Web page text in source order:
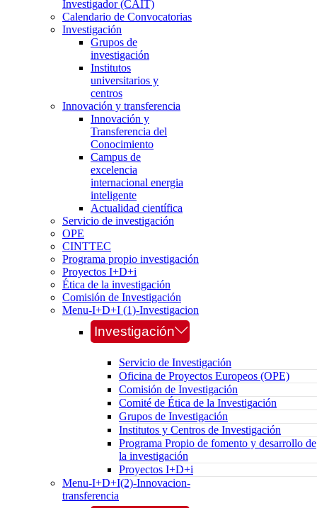
Investigador (CAIT)
Calendario de Convocatorias
Investigación
Grupos de
investigación
Institutos
universitarios y
centros
Innovación y transferencia
Innovación y
Transferencia del
Conocimiento
Campus de
excelencia
internacional energia
inteligente
Actualidad científica
Servicio de investigación
OPE
CINTTEC
Programa propio investigación
Proyectos I+D+i
Ética de la investigación
Comisión de Investigación
Menu-I+D+I (1)-Investigacion
Investigación
Servicio de Investigación
Oficina de Proyectos Europeos (OPE)
Comisión de Investigación
Comité de Ética de la Investigación
Grupos de Investigación
Institutos y Centros de Investigación
Programa Propio de fomento y desarrollo de
la investigación
Proyectos I+D+i
Menu-I+D+I(2)-Innovacion-
transferencia